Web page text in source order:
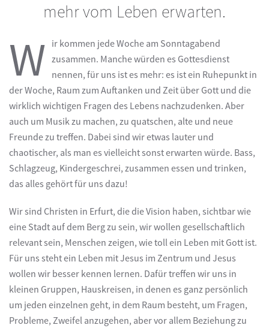
mehr vom Leben erwarten.
W ir kommen jede Woche am Sonntagabend
zusammen. Manche würden es Gottesdienst
nennen, für uns ist es mehr: es ist ein Ruhepunkt in
der Woche, Raum zum Auftanken und Zeit über Gott und die
wirklich wichtigen Fragen des Lebens nachzudenken. Aber
auch um Musik zu machen, zu quatschen, alte und neue
Freunde zu treffen. Dabei sind wir etwas lauter und
chaotischer, als man es vielleicht sonst erwarten würde. Bass,
Schlagzeug, Kindergeschrei, zusammen essen und trinken,
das alles gehört für uns dazu!
Wir sind Christen in Erfurt, die die Vision haben, sichtbar wie
eine Stadt auf dem Berg zu sein, wir wollen gesellschaftlich
relevant sein, Menschen zeigen, wie toll ein Leben mit Gott ist.
Für uns steht ein Leben mit Jesus im Zentrum und Jesus
wollen wir besser kennen lernen. Dafür treffen wir uns in
kleinen Gruppen, Hauskreisen, in denen es ganz persönlich
um jeden einzelnen geht, in dem Raum besteht, um Fragen,
Probleme, Zweifel anzugehen, aber vor allem Beziehung zu